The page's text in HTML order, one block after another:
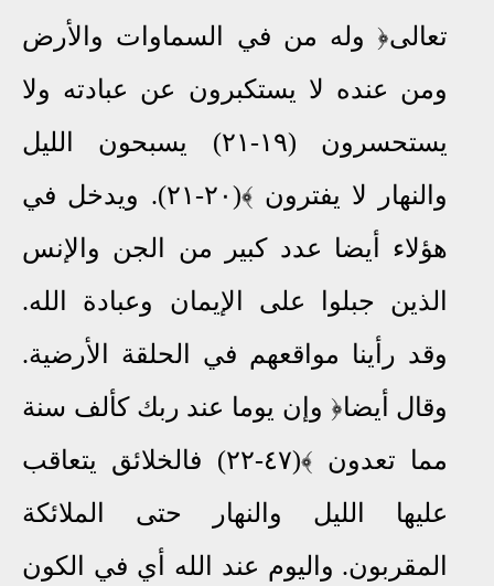
تعالى﴿ وله من في السماوات والأرض
ومن عنده لا يستكبرون عن عبادته ولا
يستحسرون (١٩-٢١) يسبحون الليل
والنهار لا يفترون ﴾(٢٠-٢١)
. ويدخل في
هؤلاء أيضا عدد كبير من الجن والإنس
الذين جبلوا على الإيمان وعبادة الله.
وقد رأينا مواقعهم في الحلقة الأرضية.
وقال أيضا﴿ وإن يوما عند ربك كألف سنة
مما تعدون ﴾(٤٧-٢٢) فالخلائق يتعاقب
عليها الليل والنهار حتى الملائكة
المقربون. واليوم عند الله أي في الكون